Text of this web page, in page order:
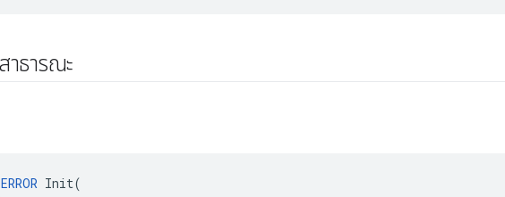
ธารณะ
Init(